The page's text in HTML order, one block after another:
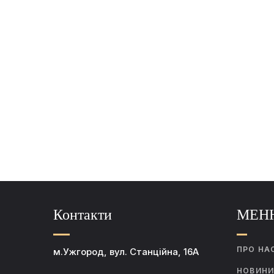
Контакти
м.Ужгород, вул. Станційна, 16А ПРО
НОВИНИ